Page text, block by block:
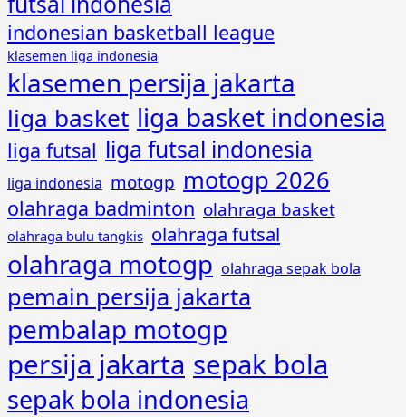
indonesian basketball league
klasemen liga indonesia
klasemen persija jakarta
liga basket liga basket indonesia
liga futsal liga futsal indonesia
liga indonesia motogp motogp 2026
olahraga badminton olahraga basket
olahraga bulu tangkis olahraga futsal
olahraga motogp olahraga sepak bola
pemain persija jakarta
pembalap motogp
persija jakarta sepak bola
sepak bola indonesia